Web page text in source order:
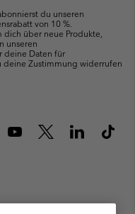
du unseren
von 10 %.
über neue Produkte,
unseren
deine Daten für
deine Zustimmung widerrufen